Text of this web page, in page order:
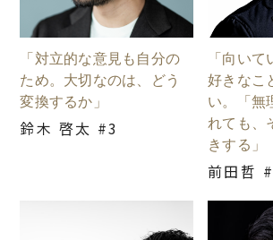
「対立的な意見も自分の
ため。大切なのは、どう
変換するか」
鈴木 啓太 #3
「向いて
好きなこ
い。「無
れても、
きする」
前田哲